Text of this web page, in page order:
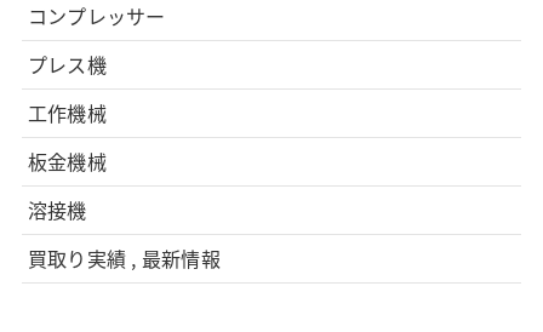
コンプレッサー
プレス機
工作機械
板金機械
溶接機
買取り実績 , 最新情報